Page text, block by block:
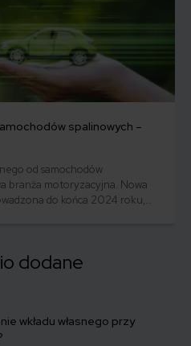
spalinowych –
od samochodów
branża motoryzacyjna. Nowa
do końca 2024 roku,
dodane
wkładu własnego przy